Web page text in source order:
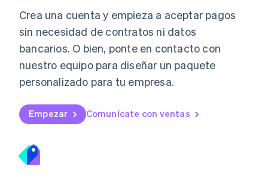
Crea una cuenta y empieza a aceptar pagos
sin necesidad de contratos ni datos
bancarios. O bien, ponte en contacto con
nuestro equipo para diseñar un paquete
personalizado para tu empresa.
Empezar Comunícate con ventas
Deutsch English
Lituania
English
Luxemburgo
FrançaisDeutsch English
English 简体中文
English
México
Noruega
English